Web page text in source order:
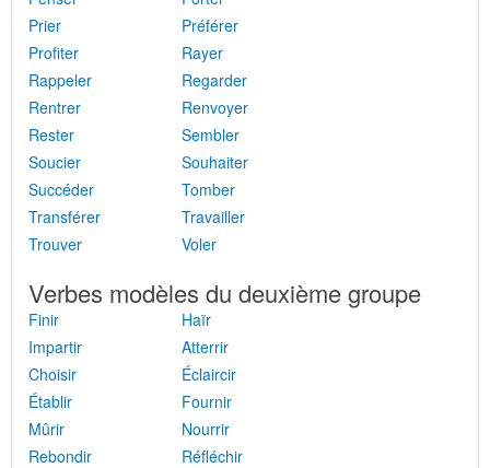
Prier
Préférer
Profiter
Rayer
Rappeler
Regarder
Rentrer
Renvoyer
Rester
Sembler
Soucier
Souhaiter
Succéder
Tomber
Transférer
Travailler
Trouver
Voler
Verbes modèles du deuxième groupe
Finir
Haïr
Impartir
Atterrir
Choisir
Éclaircir
Établir
Fournir
Mûrir
Nourrir
Rebondir
Réfléchir